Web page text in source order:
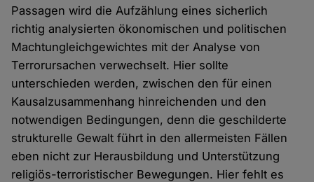
Passagen wird die Aufzählung eines sicherlich
richtig analysierten ökonomischen und politischen
Machtungleichgewichtes mit der Analyse von
Terrorursachen verwechselt. Hier sollte
unterschieden werden, zwischen den für einen
Kausalzusammenhang hinreichenden und den
notwendigen Bedingungen, denn die geschilderte
strukturelle Gewalt führt in den allermeisten Fällen
eben nicht zur Herausbildung und Unterstützung
religiös-terroristischer Bewegungen. Hier fehlt es